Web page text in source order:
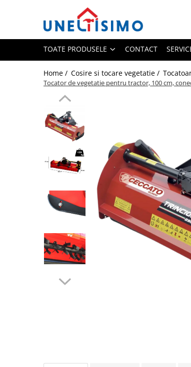
Toate Produsele
Tocatoare crengi si resturi vegetale
Prelucrare biomasa
Aspiratoare si suflante frunze
Accesorii despicatoare
Despicatoare cu motor termic
Despicatoare electrice
Despicatoare hidraulice
Despicatoare priza tractor PTO
Fierastraie circulare lemne
Linii taiere si despicare
Masini de maturat
Mori de cereale
Polizoare de cioturi pomi
TOATE PRODUSELE CONTACT
Home / Cosire si tocare vegetatie /
Tocator de vegetatie pentru tractor, 100 cm,